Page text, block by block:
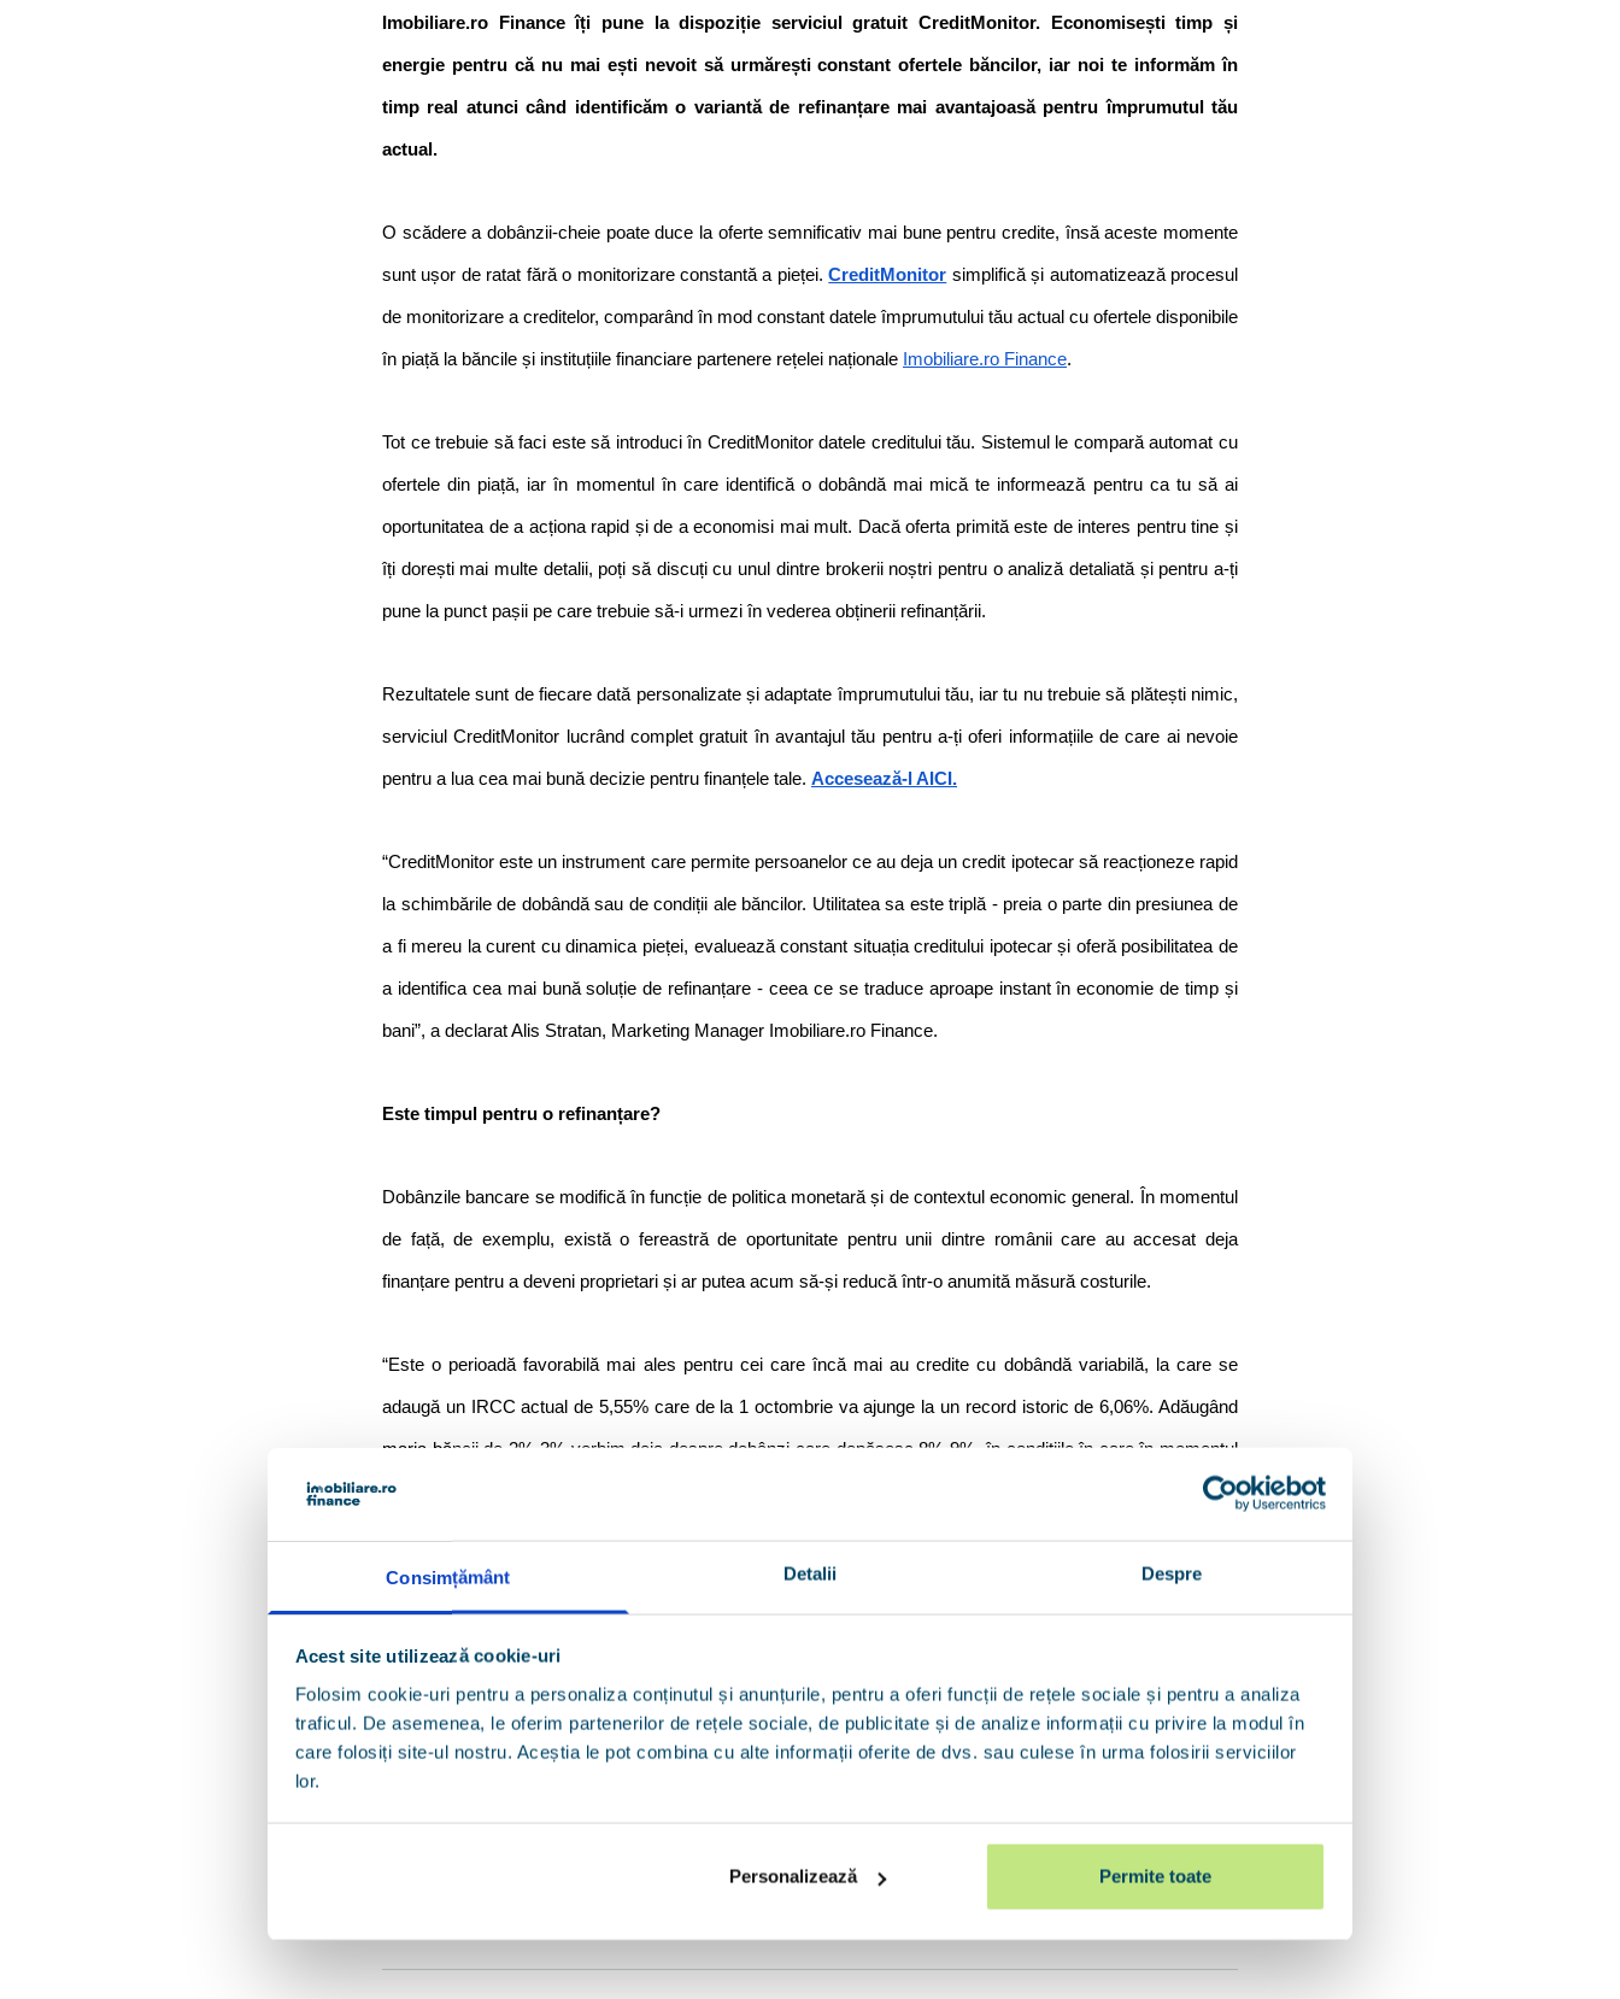
Consimțământ Detalii Despre
Acest site utilizează cookie-uri
Folosim cookie-uri pentru a personaliza conținutul și anunțurile, pentru a oferi funcții de rețele sociale și pentru a analiza
traficul. De asemenea, le oferim partenerilor de rețele sociale, de publicitate și de analize informații cu privire la modul în
care folosiți site-ul nostru. Aceștia le pot combina cu alte informații oferite de dvs. sau culese în urma folosirii serviciilor
lor.
Personalizează Permite toate
Imobiliare.ro Finance îți pune la dispoziție serviciul gratuit CreditMonitor. Economisești timp și
energie pentru că nu mai ești nevoit să urmărești constant ofertele băncilor, iar noi te informăm în
timp real atunci când identificăm o variantă de refinanțare mai avantajoasă pentru împrumutul tău
actual.
O scădere a dobânzii-cheie poate duce la oferte semnificativ mai bune pentru credite, însă aceste momente
sunt ușor de ratat fără o monitorizare constantă a pieței. CreditMonitor simplifică și automatizează procesul
de monitorizare a creditelor, comparând în mod constant datele împrumutului tău actual cu ofertele disponibile
în piață la băncile și instituțiile financiare partenere rețelei naționale Imobiliare.ro Finance.
Tot ce trebuie să faci este să introduci în CreditMonitor datele creditului tău. Sistemul le compară automat cu
ofertele din piață, iar în momentul în care identifică o dobândă mai mică te informează pentru ca tu să ai
oportunitatea de a acționa rapid și de a economisi mai mult. Dacă oferta primită este de interes pentru tine și
îți dorești mai multe detalii, poți să discuți cu unul dintre brokerii noștri pentru o analiză detaliată și pentru a-ți
pune la punct pașii pe care trebuie să-i urmezi în vederea obținerii refinanțării.
Rezultatele sunt de fiecare dată personalizate și adaptate împrumutului tău, iar tu nu trebuie să plătești nimic,
serviciul CreditMonitor lucrând complet gratuit în avantajul tău pentru a-ți oferi informațiile de care ai nevoie
pentru a lua cea mai bună decizie pentru finanțele tale. Accesează-l AICI.
“CreditMonitor este un instrument care permite persoanelor ce au deja un credit ipotecar să reacționeze rapid
la schimbările de dobândă sau de condiții ale băncilor. Utilitatea sa este triplă - preia o parte din presiunea de
a fi mereu la curent cu dinamica pieței, evaluează constant situația creditului ipotecar și oferă posibilitatea de
a identifica cea mai bună soluție de refinanțare - ceea ce se traduce aproape instant în economie de timp și
bani”, a declarat Alis Stratan, Marketing Manager Imobiliare.ro Finance.
Este timpul pentru o refinanțare?
Dobânzile bancare se modifică în funcție de politica monetară și de contextul economic general. În momentul
de față, de exemplu, există o fereastră de oportunitate pentru unii dintre românii care au accesat deja
finanțare pentru a deveni proprietari și ar putea acum să-și reducă într-o anumită măsură costurile.
“Este o perioadă favorabilă mai ales pentru cei care încă mai au credite cu dobândă variabilă, la care se
adaugă un IRCC actual de 5,55% care de la 1 octombrie va ajunge la un record istoric de 6,06%. Adăugând
marja băncii de 2%-3% vorbim deja despre dobânzi care depășesc 8%-9%, în condițiile în care în momentul
de față dobânzile fixe aplicate în primii 2, 3 sau 5 ani la un credit ipotecar încep de la 4,7%. Îi încurajăm pe cei
care ar urma să le vadă după refinanțare în rata lunară”, a declarat Andrei Cazacu, Franchise Network
Director Imobiliare.ro Finance.
Cu serviciul CreditMonitor poți sta liniștit. Nu trebuie să mai monitorizezi în mod constant piața pentru a te
asigura că nu pierzi o oportunitate. Încearcă-l și tu! Poți să ai încredere în Imobiliare.ro Finance. Avem peste
acceseze peste 65.000 de împrumuturi.
Share